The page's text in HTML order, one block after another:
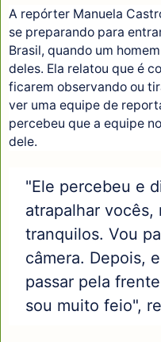
A repórter Manuela
se preparando para
Brasil, quando um
deles. Ela relatou que é
ficarem observando ou
ver uma equipe de
percebeu que a equipe
dele.
"Ele percebeu e
atrapalhar vocês,
tranquilos. Vou
câmera. Depois,
passar pela
sou muito feio",